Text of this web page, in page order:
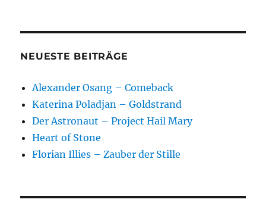
NEUESTE BEITRÄGE
Alexander Osang – Comeback
Katerina Poladjan – Goldstrand
Der Astronaut – Project Hail Mary
Heart of Stone
Florian Illies – Zauber der Stille